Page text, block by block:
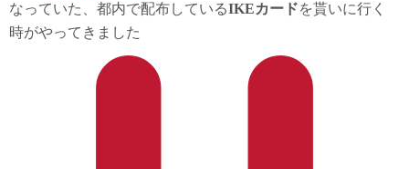
なっていた、都内で配布しているIKEカードを貰いに行く
時がやってきました